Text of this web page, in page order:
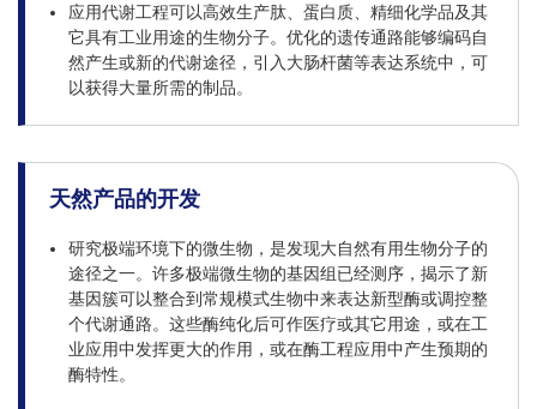
应用代谢工程可以高效生产肽、蛋白质、精细化学品及其
它具有工业用途的生物分子。优化的遗传通路能够编码自
然产生或新的代谢途径，引入大肠杆菌等表达系统中，可
以获得大量所需的制品。
天然产品的开发
研究极端环境下的微生物，是发现大自然有用生物分子的
途径之一。许多极端微生物的基因组已经测序，揭示了新
基因簇可以整合到常规模式生物中来表达新型酶或调控整
个代谢通路。这些酶纯化后可作医疗或其它用途，或在工
业应用中发挥更大的作用，或在酶工程应用中产生预期的
酶特性。